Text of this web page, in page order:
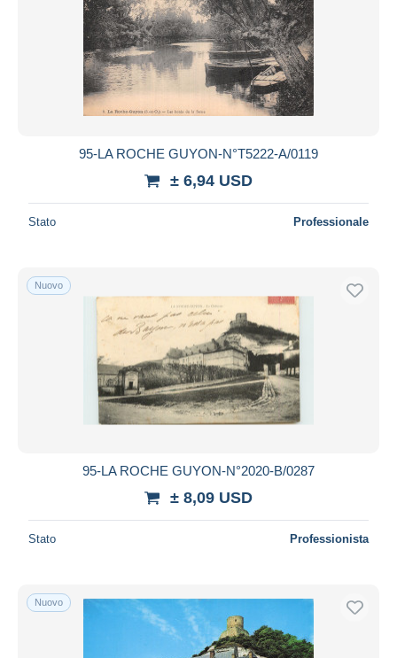
95-LA ROCHE GUYON-N°T5222-A/0119
± 6,94 USD
Stato Professionale
Nuovo
95-LA ROCHE GUYON-N°2020-B/0287
± 8,09 USD
Stato Professionista
Nuovo